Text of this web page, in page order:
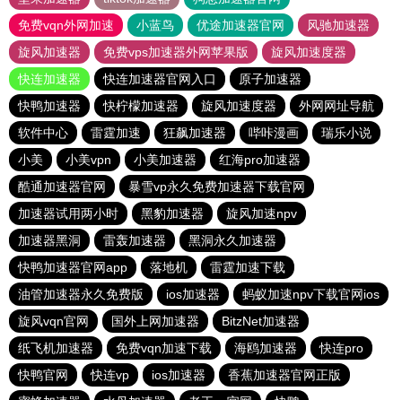
免费vqn外网加速
小蓝鸟 优途加速器官网
风驰加速器
旋风加速器
免费vps加速器外网苹果版
旋风加速度器
快连加速器
快连加速器官网入口
原子加速器
快鸭加速器
快柠檬加速器 旋风加速度器
外网网址导航
软件中心
雷霆加速 狂飙加速器 哔咔漫画
瑞乐小说
小美
小美vpn 小美加速器
红海pro加速器
酷通加速器官网
暴雪vp永久免费加速器下载官网
加速器试用两小时
黑豹加速器
旋风加速npv
加速器黑洞
雷轰加速器
黑洞永久加速器
快鸭加速器官网app
落地机
雷霆加速下载
油管加速器永久免费版
ios加速器
蚂蚁加速npv下载官网ios
旋风vqn官网
国外上网加速器
BitzNet加速器
纸飞机加速器
免费vqn加速下载 海鸥加速器
快连pro
快鸭官网
快连vp ios加速器
香蕉加速器官网正版